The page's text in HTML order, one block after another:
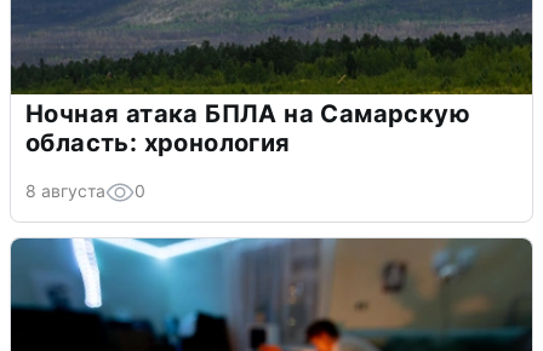
Ночная атака БПЛА на Самарскую
область: хронология
8 августа 0